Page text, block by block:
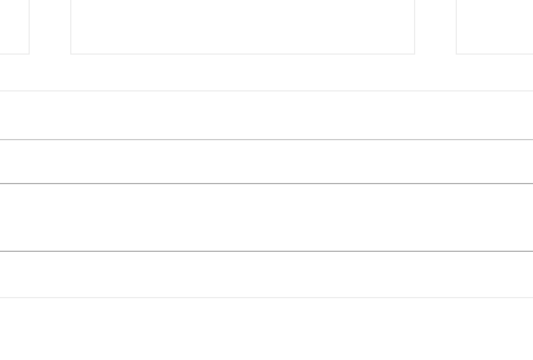
Πρόγραμμα εφημερευόντων
08/08/2026 και ημέρα Σάββατο
07/